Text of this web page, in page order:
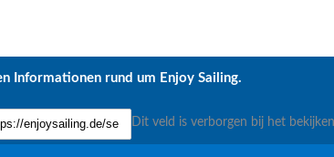
Informationen rund um Enjoy Sailing.
Dit veld is verborgen bij het